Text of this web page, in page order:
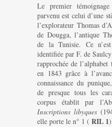
Le premier
parvenu est celui d’une
l’explorateur Thomas
de Dougga, l’antique
de la Tunisie. Ce
identifiée par F. de
rapprochée de
en 1843 grâce à
connaissance du
de presque tous les
corpus établit par
Inscriptions libyques
elle porte le n° 1 ( RIL 1).